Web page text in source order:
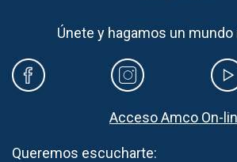
Únete y hagamos un
Acceso Amco On-
Queremos escucharte: